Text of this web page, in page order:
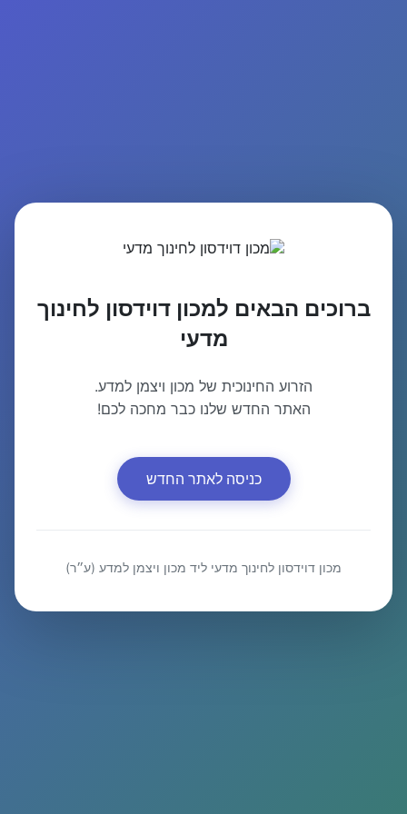
ברוכים הבאים למכון דוידסון לחינוך
מדעי
הזרוע החינוכית של מכון ויצמן למדע.
האתר החדש שלנו כבר מחכה לכם!
כניסה לאתר החדש
מכון דוידסון לחינוך מדעי ליד מכון ויצמן למדע (ע״ר)